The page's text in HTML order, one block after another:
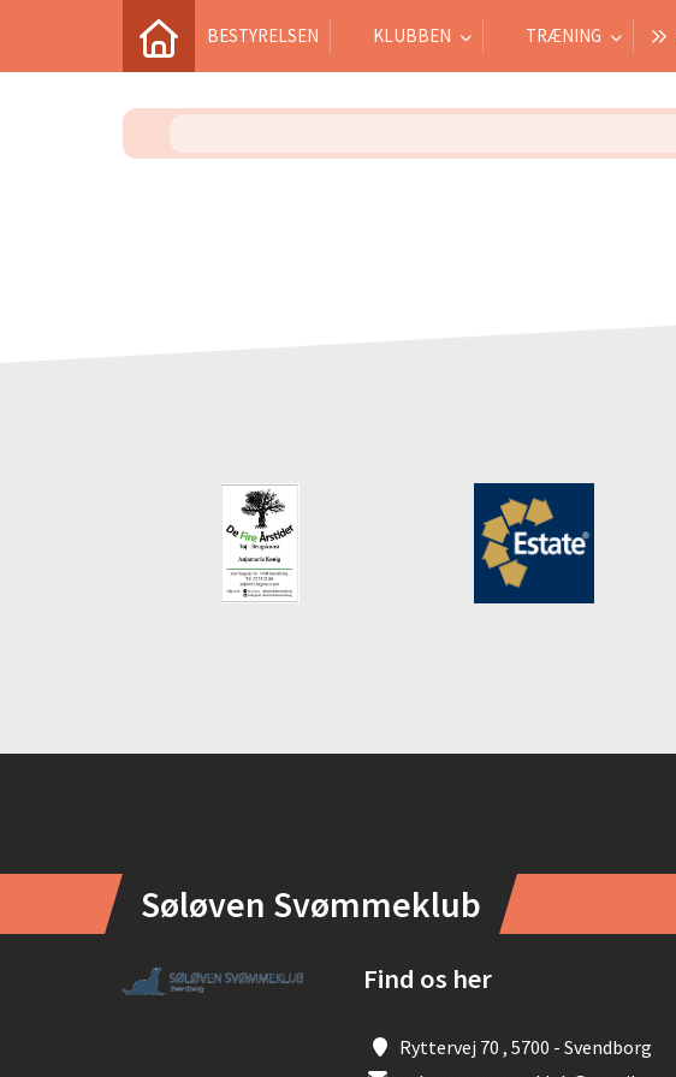
BESTYRELSEN KLUBBEN TRÆNING
Søløven Svømmeklub
Find os her
Ryttervej 70 , 5700 - Svendborg